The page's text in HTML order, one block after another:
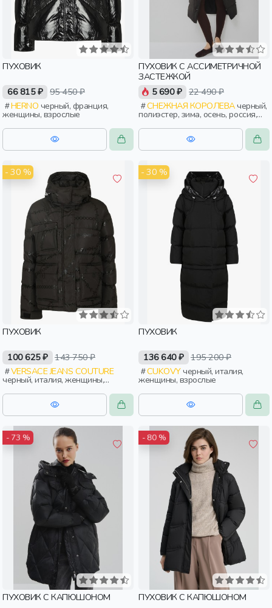
ПУХОВИК
66 815 ₽ 95 450 ₽
HERNO
женщины, взрослые
ПУХОВИК С АССИМЕТРИЧНОЙ
ЗАСТЕЖКОЙ
5 690 ₽ 22 490 ₽
СНЕЖНАЯ КОРОЛЕВАчерный,
полиэстер, зима, осень, россия,
широкие, прямые, застежка,
утепленные, кнопки, воротник,
воротник-стойка, женщины,
взрослые
- 30 %
ПУХОВИК
100 625 ₽ 143 750 ₽
VERSACE JEANS COUTURE
черный, италия, женщины,
взрослые
- 30 %
ПУХОВИК
136 640 ₽ 195 200 ₽
CUKOVYчерный, италия,
женщины, взрослые
- 73 %
ПУХОВИК С КАПЮШОНОМ
- 80 %
ПУХОВИК С КАПЮШОНОМ